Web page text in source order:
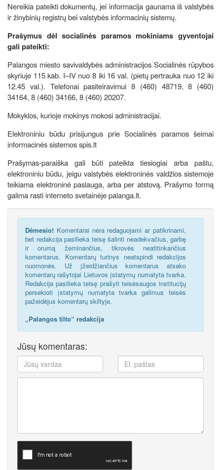
Nereikia pateikti dokumentų, jei informacija gaunama iš valstybės
ir žinybinių registrų bei valstybės informacinių sistemų.
Prašymus dėl socialinės paramos mokiniams gyventojai
gali pateikti:
Palangos miesto savivaldybės administracijos Socialinės rūpybos
skyriuje 115 kab. I–IV nuo 8 iki 16 val. (pietų pertrauka nuo 12 iki
12.45 val.). Telefonai pasiteiravimui 8 (460) 48719, 8 (460)
34164, 8 (460) 34166, 8 (460) 20207.
Mokyklos, kurioje mokinys mokosi administracijai.
Elektroniniu būdu prisijungus prie Socialinės paramos šeimai
informacinės sistemos spis.lt
Prašymas-paraiška gali būti pateikta tiesiogiai arba paštu,
elektroniniu būdu, jeigu valstybės elektroninės valdžios sistemoje
teikiama elektroninė paslauga, arba per atstovą. Prašymo formą
galima rasti interneto svetainėje palanga.lt.
Dėmesio! Komentarai nėra redaguojami ar patikrinami,
bet redakcija pasilieka teisę šalinti neadekvačius, garbę
ir orumą žeminančius, tikrovės neatitinkančius
komentarus. Komentarų turinys neatspindi redakcijos
nuomonės. Už įžeidžiančius komentarus atsako
komentarų rašytojai Lietuvos įstatymų numatyta tvarka.
Redakcija pasilieka teisę prašyti teisėsaugos institucijų
persekioti įstatymų numatyta tvarka galimus teisės
pažeidėjus komentarų skiltyje.
„Palangos tilto“ redakcija
Jūsų komentaras: